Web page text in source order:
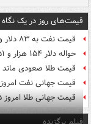
قیمت‌های روز در یک نگاه
قیمت نفت به ۸۳ دلار و ۵۵ سنت در هر بشکه رسید
حواله دلار ۱۵۴ هزار و ۴۵۱ تومان شد
قیمت طلا صعودی ماند
قیمت جهانی نفت امروز ۱۶ مرداد
قیمت جهانی طلا امروز ۱۵ مرداد